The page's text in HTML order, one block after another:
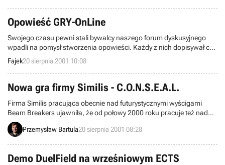
Opowieść GRY-OnLine
Swojego czasu pewni stali bywalcy naszego forum dyskusyjnego
wpadli na pomysł stworzenia opowieści. Każdy z nich dopisywał coś
od siebie, dzięki czemu powstała wspaniała historia.
Fajek20 sierpnia 2001 10:08
Nowa gra firmy Similis - C.O.N.S.E.A.L.
Firma Similis pracująca obecnie nad futurystycznymi wyścigami
Beam Breakers ujawniła, że od połowy 2000 roku pracuje też nad
przygodową grą akcji C.O.N.S.E.A.L.
Przemysław Bartula20 sierpnia 2001 08:28
Demo DuelField na wrześniowym ECTS